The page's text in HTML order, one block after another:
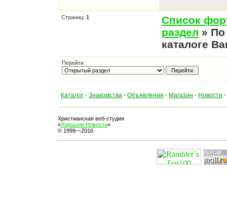
Страниц: 1
Список
раздел »
каталоге
Перейти
Каталог · Знакомства · Объявления · Магазин · Новости ·
Христианская веб-студия
«Хорошие Новости»
© 1999—2016